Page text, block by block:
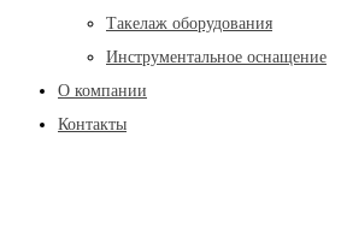
Такелаж оборудования
Инструментальное оснащение
О компании
Контакты